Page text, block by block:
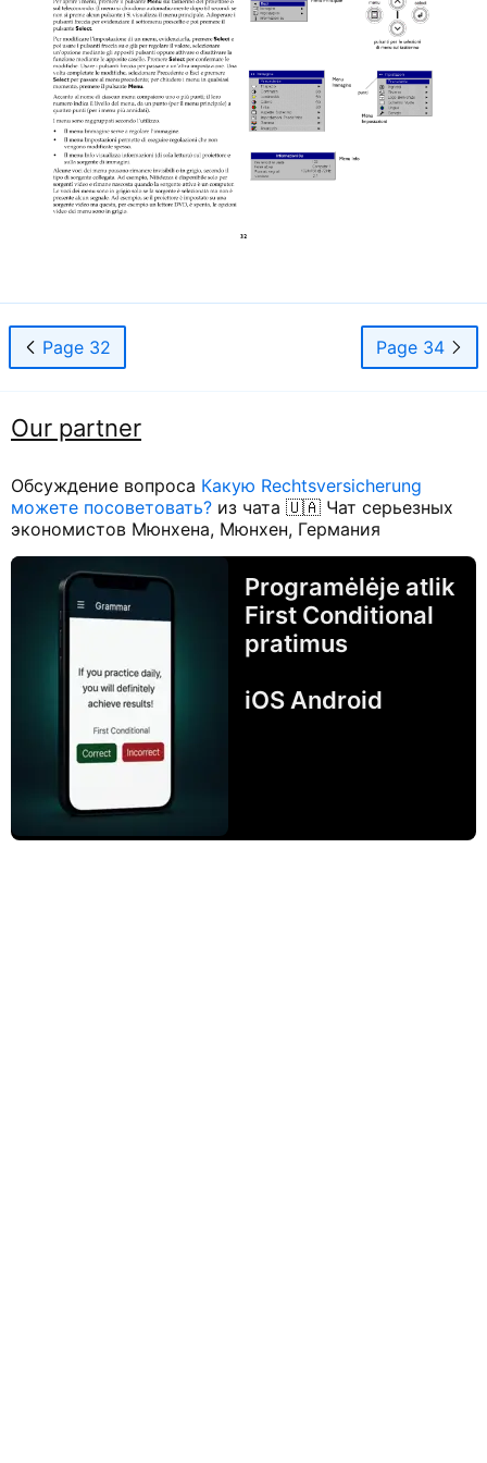
Page 32 Page 34
Our partner
Обсуждение вопроса Какую Rechtsversicherung
можете посоветовать? из чата 🇺🇦 Чат серьезных
экономистов Мюнхена, Мюнхен, Германия
Programėlėje atlik
First Conditional
pratimus
iOS Android